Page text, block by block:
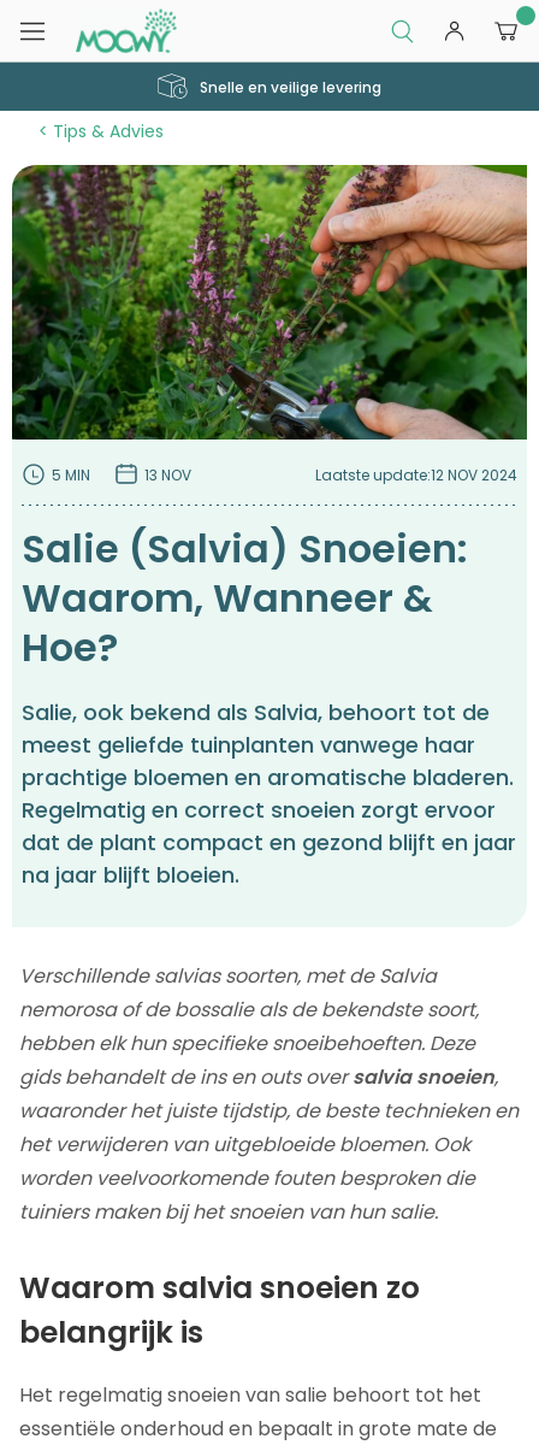
Snelle en veilige levering
Tips & Advies
5 MIN 13 NOV Laatste update:12 NOV 2024
Salie (Salvia) Snoeien:
Waarom, Wanneer &
Hoe?
Salie, ook bekend als Salvia, behoort tot de
meest geliefde tuinplanten vanwege haar
prachtige bloemen en aromatische bladeren.
Regelmatig en correct snoeien zorgt ervoor
dat de plant compact en gezond blijft en jaar
na jaar blijft bloeien.
Verschillende salvias soorten, met de Salvia
nemorosa of de bossalie als de bekendste soort,
hebben elk hun specifieke snoeibehoeften. Deze
gids behandelt de ins en outs oversalvia snoeien,
waaronder het juiste tijdstip, de beste technieken en
het verwijderen van uitgebloeide bloemen. Ook
worden veelvoorkomende fouten besproken die
tuiniers maken bij het snoeien van hun salie.
Waarom salvia snoeien zo
belangrijk is
Het regelmatig snoeien van salie behoort tot het
essentiële onderhoud en bepaalt in grote mate de